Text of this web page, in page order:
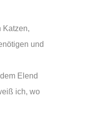
Katzen,
und
Elend
ich, wo